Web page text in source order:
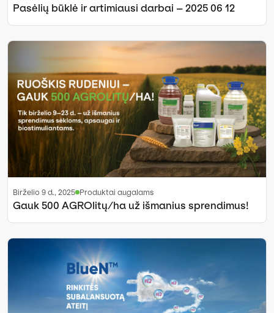
Pasėlių būklė ir artimiausi darbai – 2025 06 12
birželio 9 d., 2025 Produktai augalams
Gauk 500 AGROlitų/ha už išmanius sprendimus!